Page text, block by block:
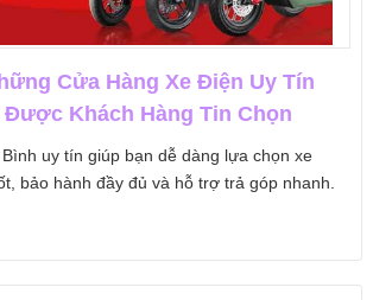
Cửa Hàng Xe Điện Uy Tín
Được Khách Hàng Tin Chọn
uy tín giúp bạn dễ dàng lựa chọn xe
bảo hành đầy đủ và hỗ trợ trả góp nhanh.